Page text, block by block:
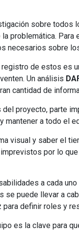
sobre todos
problemática.
necesarios sobre
de estos es
Un análisis
cantidad de
proyecto, parte
mantener a todo el
visual y saber el
por lo
a cada
puede llevar a
para definir roles y
es la clave para